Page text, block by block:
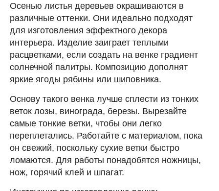
Осенью листья деревьев окрашиваются в
различные оттенки. Они идеально подходят
для изготовления эффектного декора
интерьера. Изделие заиграет теплыми
расцветками, если создать на венке градиент
солнечной палитры. Композицию дополнят
яркие ягоды рябины или шиповника.
Основу такого венка лучше сплести из тонких
веток лозы, винограда, березы. Вырезайте
самые тонкие ветки, чтобы они легко
переплетались. Работайте с материалом, пока
он свежий, поскольку сухие ветки быстро
ломаются. Для работы понадобятся ножницы,
нож, горячий клей и шпагат.